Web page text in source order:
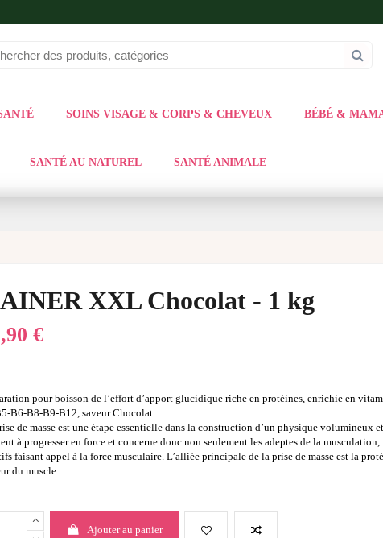
SOINS VISAGE & CORPS & CHEVEUX BÉBÉ &
SANTÉ AU NATUREL SANTÉ ANIMALE
XXL Chocolat - 1 kg
€
pour boisson de l’effort d’apport glucidique riche en protéines, enrichie en
B6-B8-B9-B12, saveur Chocolat.
de masse est une étape essentielle dans la construction d’un physique volumineux
à progresser en force et concerne donc non seulement les adeptes de la musculation,
faisant appel à la force musculaire. L’alliée principale de la prise de masse est la
du muscle.
Ajouter au panier